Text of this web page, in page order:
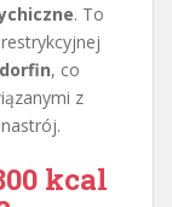
. To
, co
z
kcal